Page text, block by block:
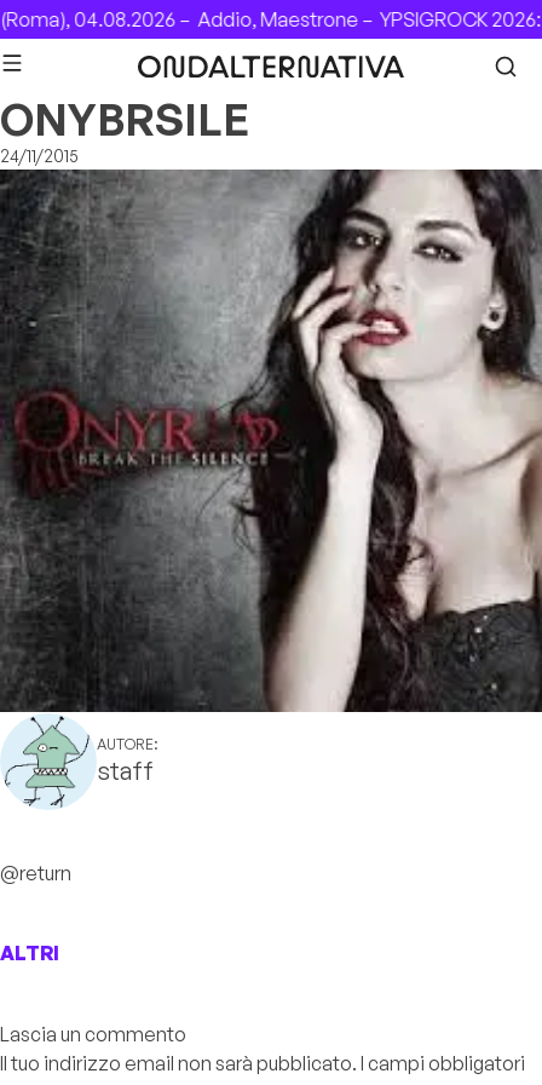
Skip to content
04.08.2026 –Addio, Maestrone –YPSIGROCK 2026:
ONYBRSILE
24/11/2015
AUTORE:
staff
@return
ALTRI
Lascia un commento
Il tuo indirizzo email non sarà pubblicato. I campi obbligatori